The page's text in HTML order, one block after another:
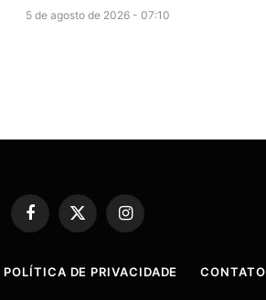
5 de agosto de 2026 - 07:10
Facebook
X
(Twitter)
Instagram
POLÍTICA DE PRIVACIDADE CONTATO